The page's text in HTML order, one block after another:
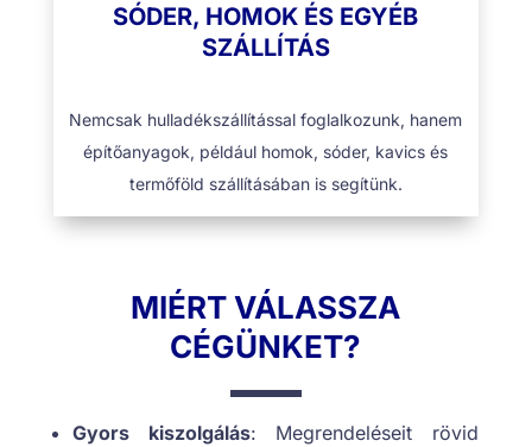
SÓDER, HOMOK ÉS EGYÉB
SZÁLLÍTÁS
Nemcsak hulladékszállítással foglalkozunk, hanem
építőanyagok, például homok, sóder, kavics és
termőföld szállításában is segítünk.
MIÉRT VÁLASSZA
CÉGÜNKET?
Gyors kiszolgálás: Megrendeléseit rövid